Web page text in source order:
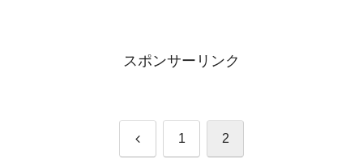
スポンサーリンク
前 1 2